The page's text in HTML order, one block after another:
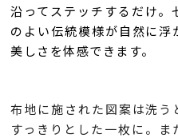
沿ってステッチするだけ。
のよい伝統模様が自然に浮
美しさを体感できます。
布地に施された図案は洗う
すっきりとした一枚に。